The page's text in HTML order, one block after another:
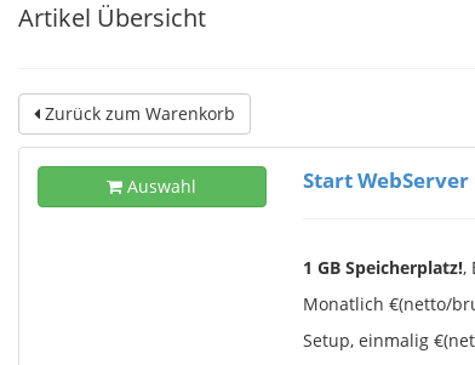
Artikel Übersicht
Zurück zum Warenkorb
Auswahl Start WebServer
1 GB Speicherplatz!,
Monatlich €(netto/
Setup, einmalig